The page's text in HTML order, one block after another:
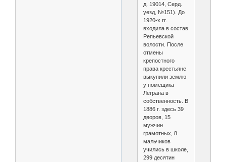
д. 19014, Серд.
уезд, №151). До
1920-х гг.
входила в состав
Репьевской
волости. После
отмены
крепостного
права крестьяне
выкупили землю
у помещика
Леграна в
собственность. В
1886 г. здесь 39
дворов, 15
мужчин
грамотных, 8
мальчиков
учились в школе,
299 десятин